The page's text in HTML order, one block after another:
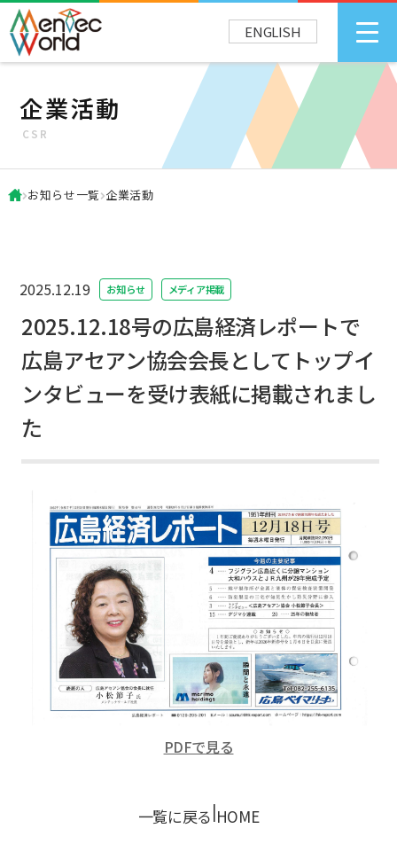
ENGLISH
企業活動
CSR
お知らせ一覧 企業活動
2025.12.19 お知らせ メディア掲載
2025.12.18号の広島経済レポートで
広島アセアン協会会長としてトップイ
ンタビューを受け表紙に掲載されまし
た
PDFで見る
一覧に戻る|HOME